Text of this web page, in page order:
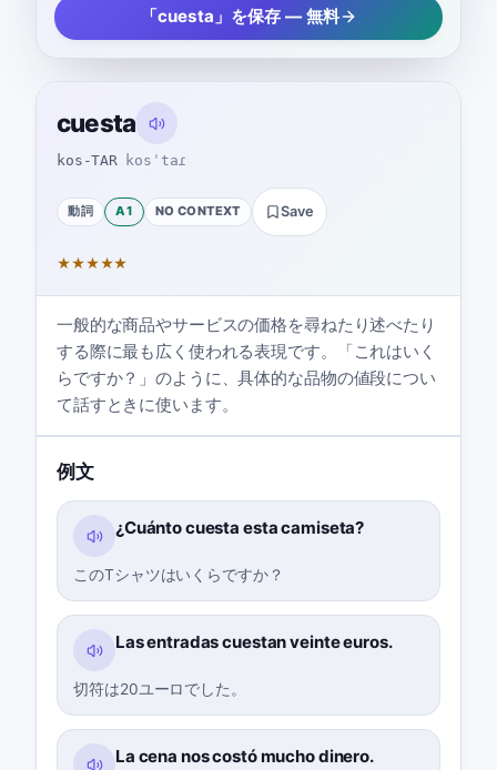
「cuesta」を保存 — 無料
cuesta
kos-TAR kosˈtaɾ
動詞 A1 NO CONTEXT Save
★★★★★
一般的な商品やサービスの価格を尋ねたり述べたり
する際に最も広く使われる表現です。「これはいく
らですか？」のように、具体的な品物の値段につい
て話すときに使います。
例文
¿Cuánto cuesta esta camiseta?
このTシャツはいくらですか？
Las entradas cuestan veinte euros.
切符は20ユーロでした。
La cena nos costó mucho dinero.